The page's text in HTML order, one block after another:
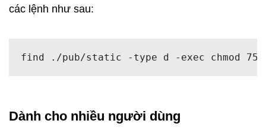
các lệnh như sau:
find ./pub/static -type d -exec chmod 755
Dành cho nhiều người dùng